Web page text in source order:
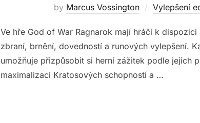
by Marcus Vossington Vylepšení
Ve hře God of War Ragnarok mají hráči k
zbraní, brnění, dovedností a runových vylepšení.
umožňuje přizpůsobit si herní zážitek podle jejich
maximalizaci Kratosových schopností a …